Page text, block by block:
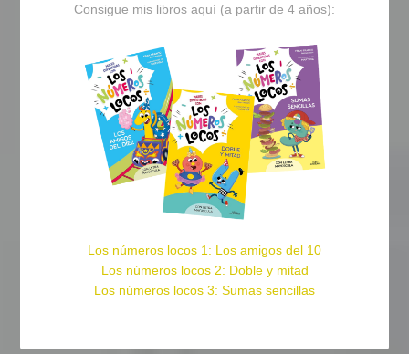
Consigue mis libros aquí (a partir de 4 años):
Los números locos 1: Los amigos del 10
Los números locos 2: Doble y mitad
Los números locos 3: Sumas sencillas